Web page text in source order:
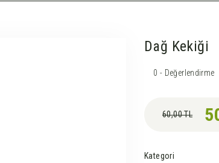
Dağ Kekiği
0 - Değerlendirme
60,00 TL
Kategori